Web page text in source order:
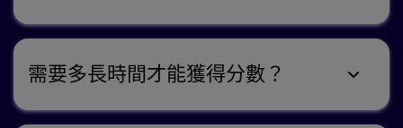
需要多長時間才能獲得分數？